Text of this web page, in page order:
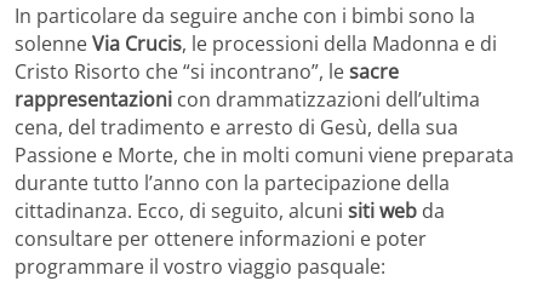
In particolare da seguire anche con i bimbi sono la
solenneVia Crucis, le processioni della Madonna e di
Cristo Risorto che “si incontrano”, lesacre
rappresentazioni con drammatizzazioni dell’ultima
cena, del tradimento e arresto di Gesù, della sua
Passione e Morte, che in molti comuni viene preparata
durante tutto l’anno con la partecipazione della
cittadinanza. Ecco, di seguito, alcuni siti web da
consultare per ottenere informazioni e poter
programmare il vostro viaggio pasquale: